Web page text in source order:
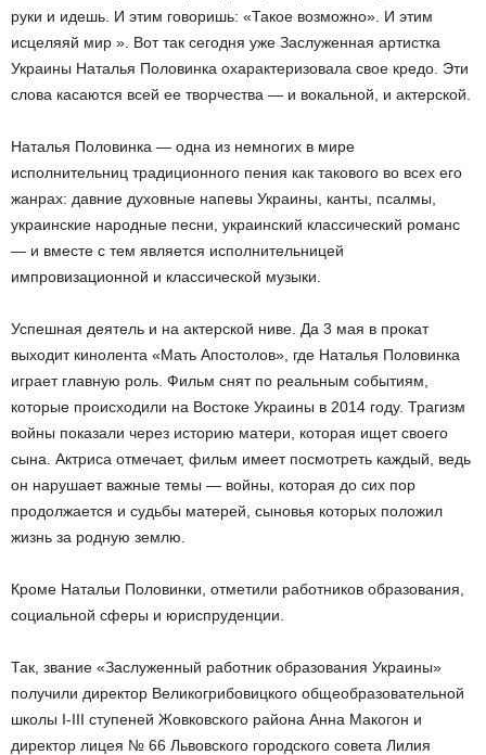
руки и идешь. И этим говоришь: «Такое возможно». И этим
исцеляяй мир ». Вот так сегодня уже Заслуженная артистка
Украины Наталья Половинка охарактеризовала свое кредо. Эти
слова касаются всей ее творчества — и вокальной, и актерской.
Наталья Половинка — одна из немногих в мире
исполнительниц традиционного пения как такового во всех его
жанрах: давние духовные напевы Украины, канты, псалмы,
украинские народные песни, украинский классический романс
— и вместе с тем является исполнительницей
импровизационной и классической музыки.
Успешная деятель и на актерской ниве. Да 3 мая в прокат
выходит кинолента «Мать Апостолов», где Наталья Половинка
играет главную роль. Фильм снят по реальным событиям,
которые происходили на Востоке Украины в 2014 году. Трагизм
войны показали через историю матери, которая ищет своего
сына. Актриса отмечает, фильм имеет посмотреть каждый, ведь
он нарушает важные темы — войны, которая до сих пор
продолжается и судьбы матерей, сыновья которых положил
жизнь за родную землю.
Кроме Натальи Половинки, отметили работников образования,
социальной сферы и юриспруденции.
Так, звание «Заслуженный работник образования Украины»
получили директор Великогрибовицкого общеобразовательной
школы I-III ступеней Жовковского района Анна Макогон и
директор лицея № 66 Львовского городского совета Лилия